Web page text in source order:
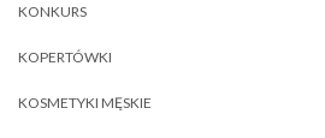
KONKURS
KOPERTÓWKI
KOSMETYKI MĘSKIE